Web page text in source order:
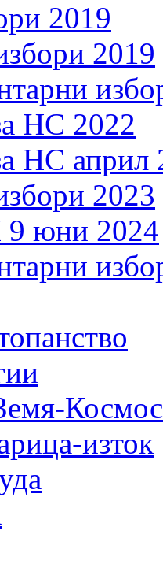
2019
2019
НС 2022
НС април
2023
юни 2024
Космос
изток